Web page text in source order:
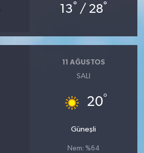
13° / 28°
11 AĞUSTOS
SALI
20°
Güneşli
Nem: %64